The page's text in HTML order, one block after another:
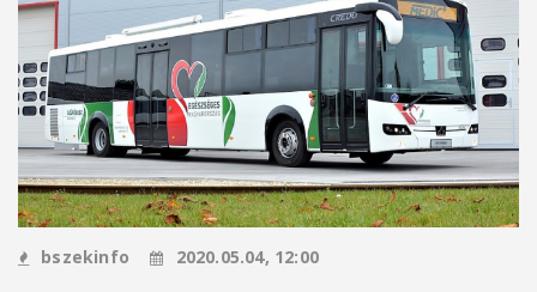
bszekinfo 2020.05.04, 12:00